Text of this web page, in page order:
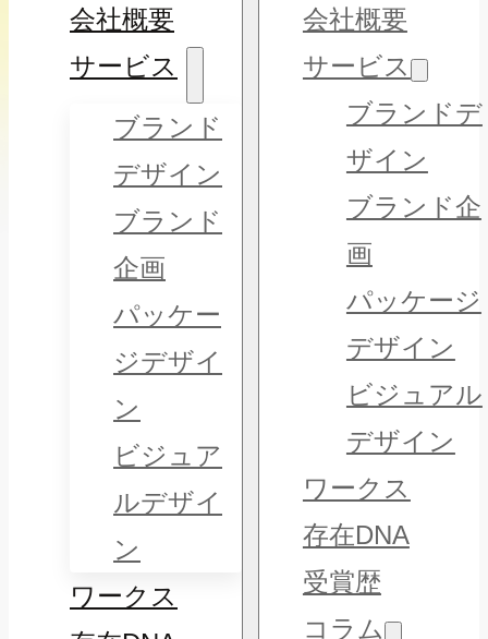
会社概要
サービス
ブランド
デザイン
ブランド
企画
パッケー
ジデザイ
ン
ビジュア
ルデザイ
ン
ワークス
会社概要
サービス
ブランドデ
ザイン
ブランド企
画
パッケージ
デザイン
ビジュアル
デザイン
ワークス
存在DNA
受賞歴
コラム